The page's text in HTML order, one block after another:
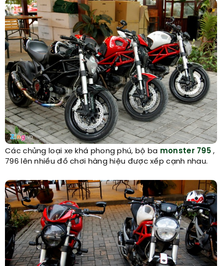
Các chủng loại xe khá phong phú, bộ ba monster 795 ,
796 lên nhiều đồ chơi hàng hiệu được xếp cạnh nhau.